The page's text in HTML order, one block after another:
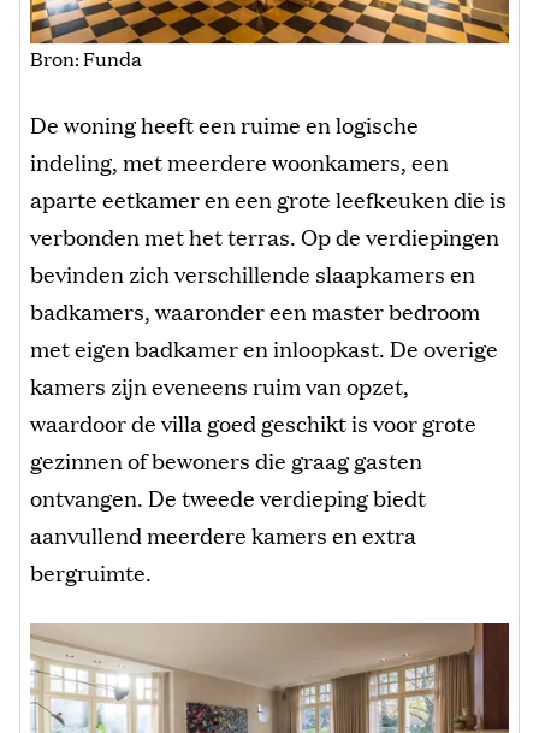
Bron: Funda
De woning heeft een ruime en logische
indeling, met meerdere woonkamers, een
aparte eetkamer en een grote leefkeuken die is
verbonden met het terras. Op de verdiepingen
bevinden zich verschillende slaapkamers en
badkamers, waaronder een master bedroom
met eigen badkamer en inloopkast. De overige
kamers zijn eveneens ruim van opzet,
waardoor de villa goed geschikt is voor grote
gezinnen of bewoners die graag gasten
ontvangen. De tweede verdieping biedt
aanvullend meerdere kamers en extra
bergruimte.